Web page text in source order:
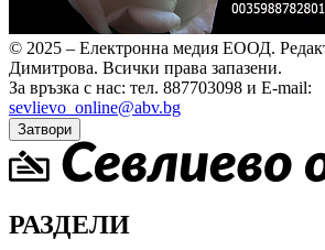
© 2025 – Електронна медия ЕООД.
Димитрова. Всички права запазени.
За връзка с нас: тел. 887703098 и E-mail:
sevlievo_online@abv.bg
Затвори
РАЗДЕЛИ